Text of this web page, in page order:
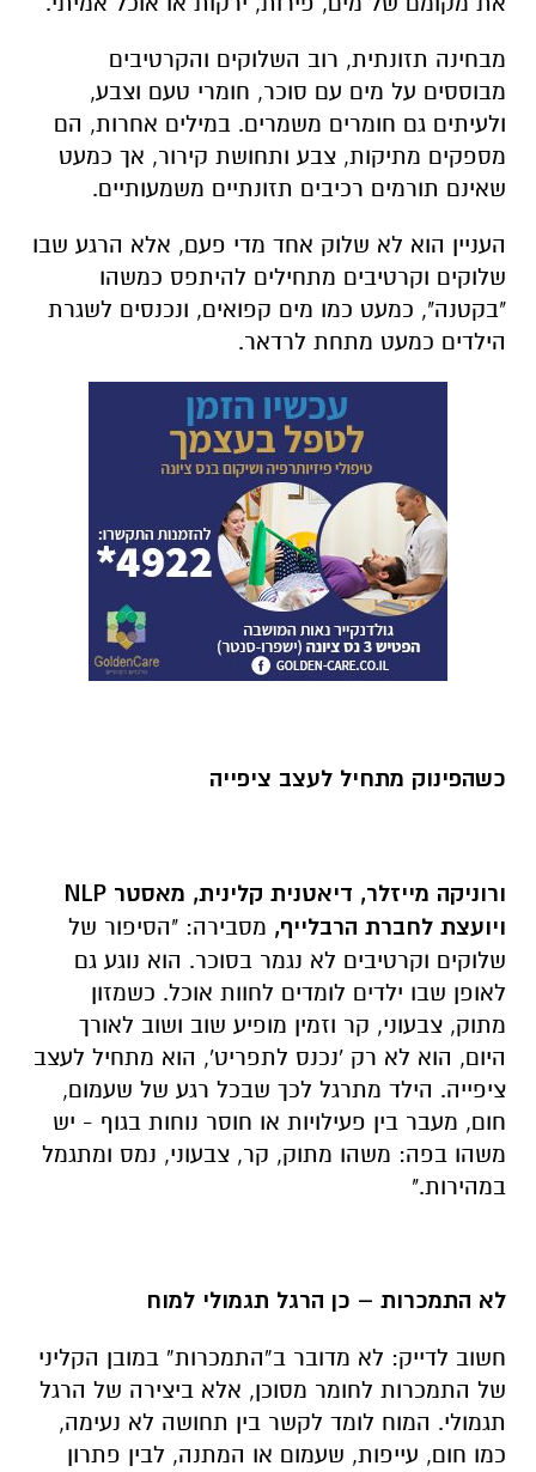
מבחינה תזונתית, רוב השלוקים והקרטיבים
מבוססים על מים עם סוכר, חומרי טעם וצבע,
ולעיתים גם חומרים משמרים. במילים אחרות, הם
מספקים מתיקות, צבע ותחושת קירור, אך כמעט
שאינם תורמים רכיבים תזונתיים משמעותיים.
העניין הוא לא שלוק אחד מדי פעם, אלא הרגע שבו
שלוקים וקרטיבים מתחילים להיתפס כמשהו
"בקטנה", כמעט כמו מים קפואים, ונכנסים לשגרת
הילדים כמעט מתחת לרדאר.
כשהפינוק מתחיל לעצב ציפייה
ורוניקה מייזלר, דיאטנית קלינית, מאסטר
ויועצת לחברת הרבלייף, מסבירה: "הסיפור של
שלוקים וקרטיבים לא נגמר בסוכר. הוא נוגע גם
לאופן שבו ילדים לומדים לחוות אוכל. כשמזון
מתוק, צבעוני, קר וזמין מופיע שוב ושוב לאורך
היום, הוא לא רק 'נכנס לתפריט', הוא מתחיל לעצב
ציפייה. הילד מתרגל לכך שבכל רגע של שעמום,
חום, מעבר בין פעילויות או חוסר נוחות בגוף - יש
משהו בפה: משהו מתוק, קר, צבעוני, נמס ומתגמל
במהירות."
לא התמכרות – כן הרגל תגמולי למוח
חשוב לדייק: לא מדובר ב“התמכרות” במובן הקליני
של התמכרות לחומר מסוכן, אלא ביצירה של הרגל
תגמולי. המוח לומד לקשר בין תחושה לא נעימה,
כמו חום, עייפות, שעמום או המתנה, לבין פתרון